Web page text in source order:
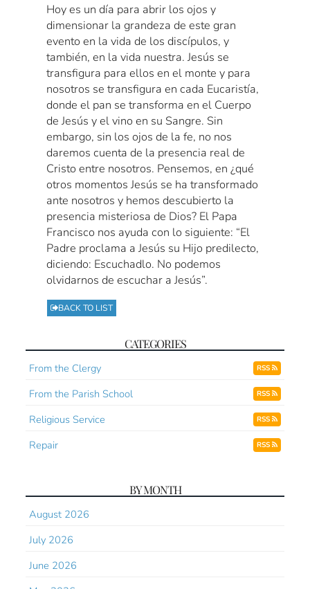
Hoy es un día para abrir los ojos y
dimensionar la grandeza de este gran
evento en la vida de los discípulos, y
también, en la vida nuestra. Jesús se
transfigura para ellos en el monte y para
nosotros se transfigura en cada Eucaristía,
donde el pan se transforma en el Cuerpo
de Jesús y el vino en su Sangre. Sin
embargo, sin los ojos de la fe, no nos
daremos cuenta de la presencia real de
Cristo entre nosotros. Pensemos, en ¿qué
otros momentos Jesús se ha transformado
ante nosotros y hemos descubierto la
presencia misteriosa de Dios? El Papa
Francisco nos ayuda con lo siguiente: “El
Padre proclama a Jesús su Hijo predilecto,
diciendo: Escuchadlo. No podemos
olvidarnos de escuchar a Jesús”.
BACK TO LIST
CATEGORIES
From the Clergy RSS
From the Parish School RSS
Religious Service RSS
Repair RSS
BY MONTH
August 2026
July 2026
June 2026